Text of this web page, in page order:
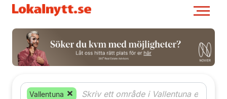
Vallentuna